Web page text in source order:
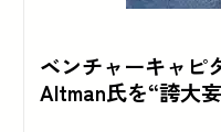
ベンチャーキャピ
Altman氏を“誇大